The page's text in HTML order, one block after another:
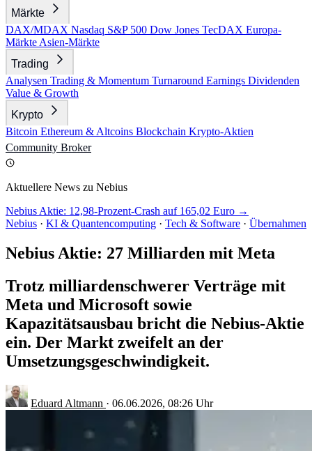
Märkte
DAX/MDAX Nasdaq S&P 500 Dow Jones TecDAX Europa-
Märkte Asien-Märkte
Trading
Analysen Trading & Momentum Turnaround Earnings Dividenden
Value & Growth
Krypto
Bitcoin Ethereum & Altcoins Blockchain Krypto-Aktien
Community Broker
Aktuellere News zu Nebius
Nebius Aktie: 12,98-Prozent-Crash auf 165,02 Euro →
Nebius · KI & Quantencomputing · Tech & Software · Übernahmen
Nebius Aktie: 27 Milliarden mit Meta
Trotz milliardenschwerer Verträge mit
Meta und Microsoft sowie
Kapazitätsausbau bricht die Nebius-Aktie
ein. Der Markt zweifelt an der
Umsetzungsgeschwindigkeit.
Eduard Altmann · 06.06.2026, 08:26 Uhr